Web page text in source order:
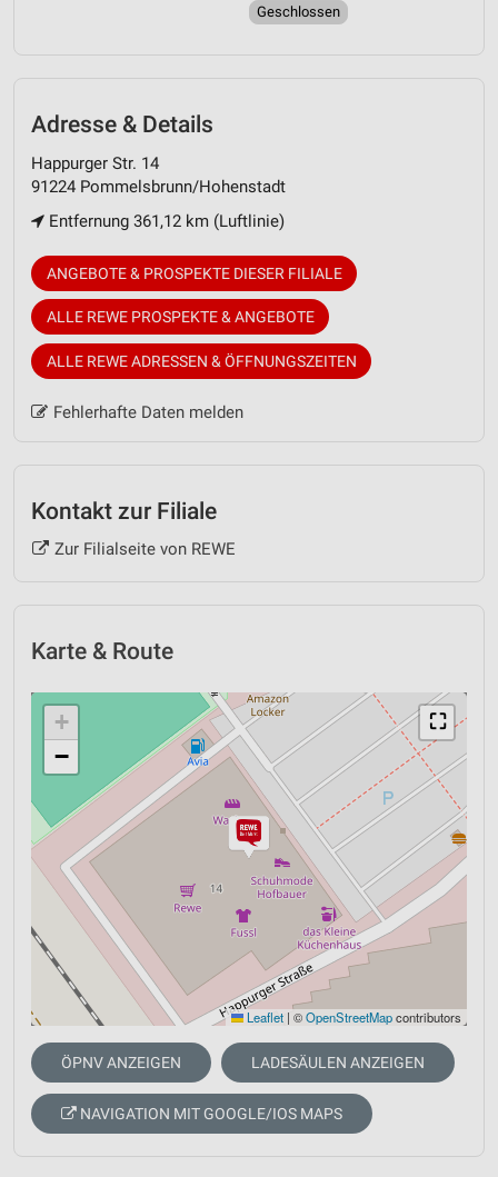
Geschlossen
Adresse & Details
Happurger Str. 14
91224 Pommelsbrunn/Hohenstadt
Entfernung 361,12 km (Luftlinie)
ANGEBOTE & PROSPEKTE DIESER FILIALE
ALLE REWE PROSPEKTE & ANGEBOTE
ALLE REWE ADRESSEN & ÖFFNUNGSZEITEN
Fehlerhafte Daten melden
Kontakt zur Filiale
Zur Filialseite von REWE
Karte & Route
⛶
+
−
Leaflet | ©OpenStreetMapcontributors
ÖPNV ANZEIGEN LADESÄULEN ANZEIGEN
NAVIGATION MIT GOOGLE/IOS MAPS